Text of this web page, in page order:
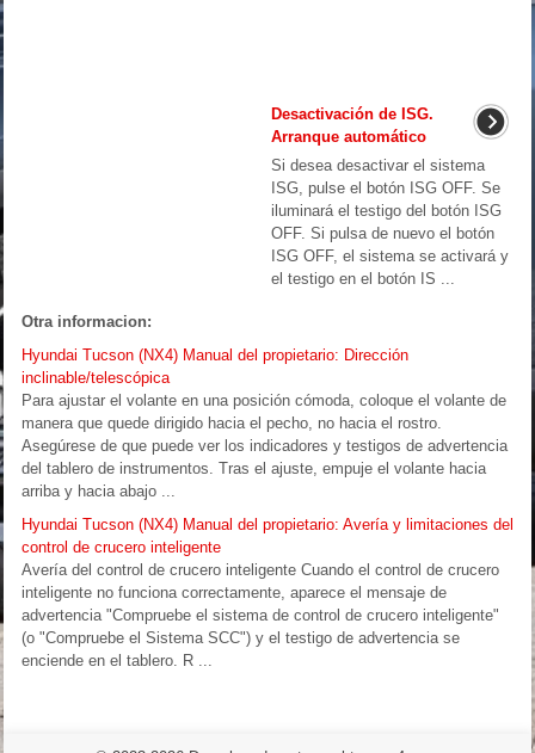
Desactivación de ISG.
Arranque automático
Si desea desactivar el sistema
ISG, pulse el botón ISG OFF. Se
iluminará el testigo del botón ISG
OFF. Si pulsa de nuevo el botón
ISG OFF, el sistema se activará y
el testigo en el botón IS ...
Otra informacion:
Hyundai Tucson (NX4) Manual del propietario: Dirección
inclinable/telescópica
Para ajustar el volante en una posición cómoda, coloque el volante de
manera que quede dirigido hacia el pecho, no hacia el rostro.
Asegúrese de que puede ver los indicadores y testigos de advertencia
del tablero de instrumentos. Tras el ajuste, empuje el volante hacia
arriba y hacia abajo ...
Hyundai Tucson (NX4) Manual del propietario: Avería y limitaciones del
control de crucero inteligente
Avería del control de crucero inteligente Cuando el control de crucero
inteligente no funciona correctamente, aparece el mensaje de
advertencia "Compruebe el sistema de control de crucero inteligente"
(o "Compruebe el Sistema SCC") y el testigo de advertencia se
enciende en el tablero. R ...